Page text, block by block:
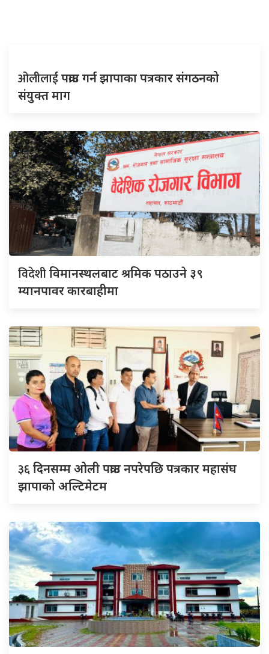
ओलीलाईपक्राउ गर्न झापाका पत्रकार संगठनको
संयुक्त माग
विदेशीविमानस्थलबाट श्रमिक पठाउने ३९
म्यानपावर कारबाहीमा
३६दिनसम्म ओली पक्राउ नपरेपछि पत्रकार महासंघ
झापाको अल्टिमेटम